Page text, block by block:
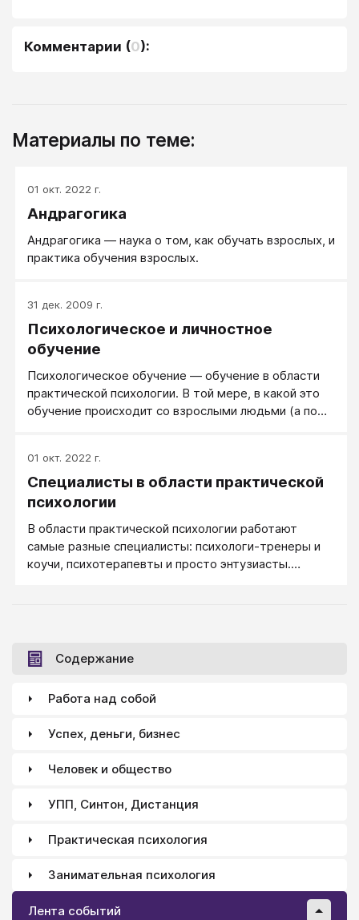
Комментарии (0):
Материалы по теме:
01 окт. 2022 г.
Андрагогика
Андрагогика — наука о том, как обучать взрослых, и
практика обучения взрослых.
31 дек. 2009 г.
Психологическое и личностное
обучение
Психологическое обучение — обучение в области
практической психологии. В той мере, в какой это
обучение происходит со взрослыми людьми (а по
01 окт. 2022 г.
Специалисты в области практической
психологии
В области практической психологии работают
самые разные специалисты: психологи-тренеры и
коучи, психотерапевты и просто энтузиасты.
Содержание
Работа над собой
Успех, деньги, бизнес
Человек и общество
УПП, Синтон, Дистанция
Практическая психология
Занимательная психология
Лента событий